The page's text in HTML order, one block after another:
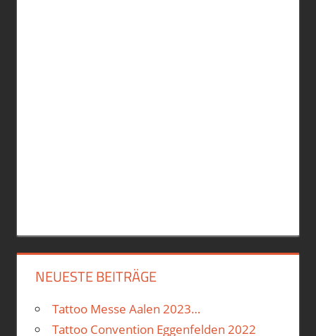
NEUESTE BEITRÄGE
Tattoo Messe Aalen 2023…
Tattoo Convention Eggenfelden 2022